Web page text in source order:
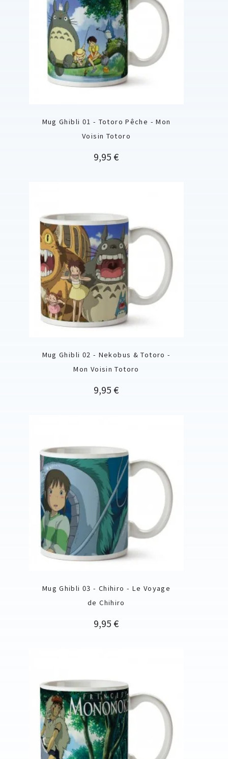
Mug Ghibli 01 - Totoro Pêche - Mon
Voisin Totoro
Prix
9,95 €
Mug Ghibli 02 - Nekobus & Totoro -
Mon Voisin Totoro
Prix
9,95 €
Mug Ghibli 03 - Chihiro - Le Voyage
de Chihiro
Prix
9,95 €